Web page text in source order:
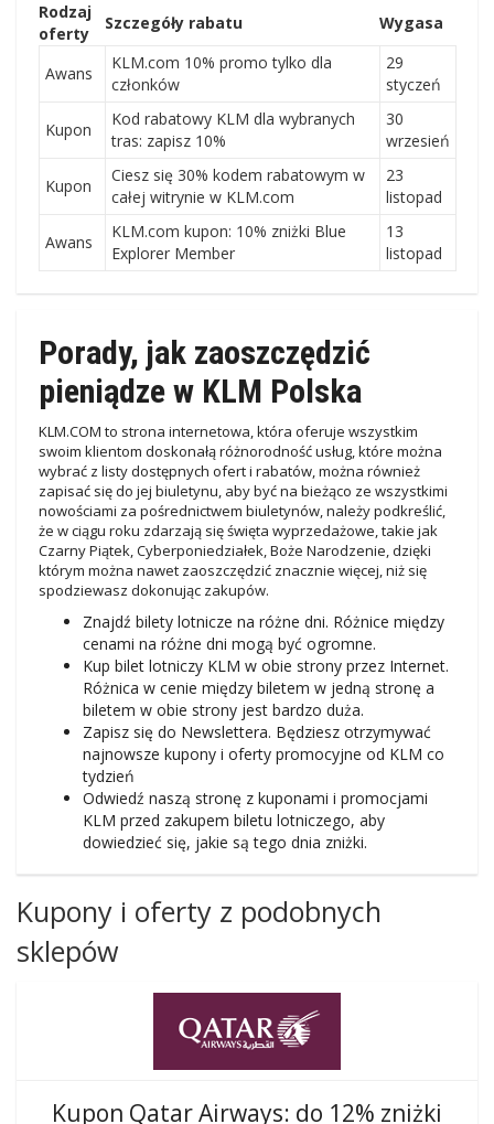
Rodzaj
oferty
Szczegóły rabatu Wygasa
Awans
KLM.com 10% promo tylko dla
członków
29
styczeń
Kupon
Kod rabatowy KLM dla wybranych
tras: zapisz 10%
30
wrzesień
Kupon
Ciesz się 30% kodem rabatowym w
całej witrynie w KLM.com
23
listopad
Awans
KLM.com kupon: 10% zniżki Blue
Explorer Member
13
listopad
Porady, jak zaoszczędzić
pieniądze w KLM Polska
KLM.COM to strona internetowa, która oferuje wszystkim
swoim klientom doskonałą różnorodność usług, które można
wybrać z listy dostępnych ofert i rabatów, można również
zapisać się do jej biuletynu, aby być na bieżąco ze wszystkimi
nowościami za pośrednictwem biuletynów, należy podkreślić,
że w ciągu roku zdarzają się święta wyprzedażowe, takie jak
Czarny Piątek, Cyberponiedziałek, Boże Narodzenie, dzięki
którym można nawet zaoszczędzić znacznie więcej, niż się
spodziewasz dokonując zakupów.
Znajdź bilety lotnicze na różne dni. Różnice między
cenami na różne dni mogą być ogromne.
Kup bilet lotniczy KLM w obie strony przez Internet.
Różnica w cenie między biletem w jedną stronę a
biletem w obie strony jest bardzo duża.
Zapisz się do Newslettera. Będziesz otrzymywać
najnowsze kupony i oferty promocyjne od KLM co
tydzień
Odwiedź naszą stronę z kuponami i promocjami
KLM przed zakupem biletu lotniczego, aby
dowiedzieć się, jakie są tego dnia zniżki.
Kupony i oferty z podobnych
sklepów
Kupon Qatar Airways: do 12% zniżki